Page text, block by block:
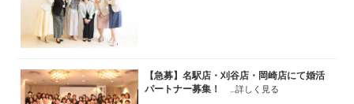
【急募】名駅店・刈谷店・岡崎店にて婚活
パートナー募集！
…詳しく見る